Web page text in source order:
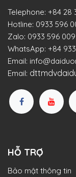
Telephone: +84 28
Hotline: 0933 596
Zalo: 0933 596 009
WhatsApp: +84
Email:
Email:
HỖ TRỢ
Bảo mật thông tin